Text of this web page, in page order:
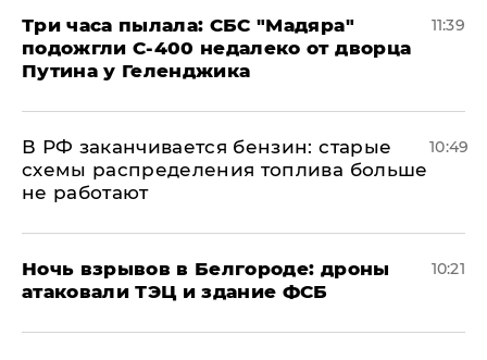
Три часа пылала: СБС "Мадяра"
подожгли С-400 недалеко от дворца
Путина у Геленджика
11:39
​В РФ заканчивается бензин: старые
схемы распределения топлива больше
не работают
10:49
​Ночь взрывов в Белгороде: дроны
атаковали ТЭЦ и здание ФСБ
10:21